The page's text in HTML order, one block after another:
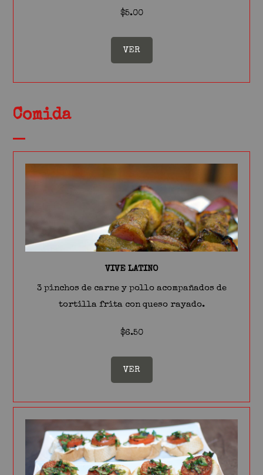
$5.00
VER
Comida
VIVE LATINO
3 pinchos de carne y pollo acompañados de
tortilla frita con queso rayado.
$6.50
VER